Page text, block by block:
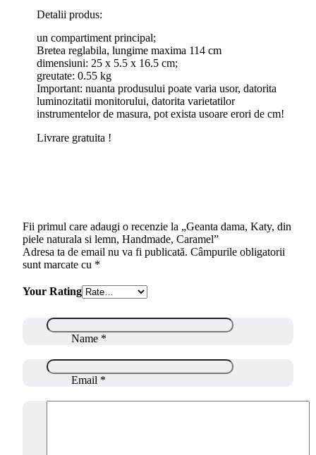
Detalii produs:
un compartiment principal;
Bretea reglabila, lungime maxima 114 cm
dimensiuni: 25 x 5.5 x 16.5 cm;
greutate: 0.55 kg
Important: nuanta produsului poate varia usor, datorita
luminozitatii monitorului, datorita varietatilor
instrumentelor de masura, pot exista usoare erori de cm!
Livrare gratuita !
Fii primul care adaugi o recenzie la „Geanta dama, Katy, din
piele naturala si lemn, Handmade, Caramel”
Adresa ta de email nu va fi publicată. Câmpurile obligatorii
sunt marcate cu *
Name *
Email *
Your Rating